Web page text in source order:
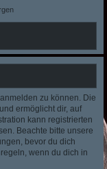
zu können. Die
ermöglicht dir, auf
kann registrierten
Beachte bitte unsere
bevor du dich
wenn du dich in